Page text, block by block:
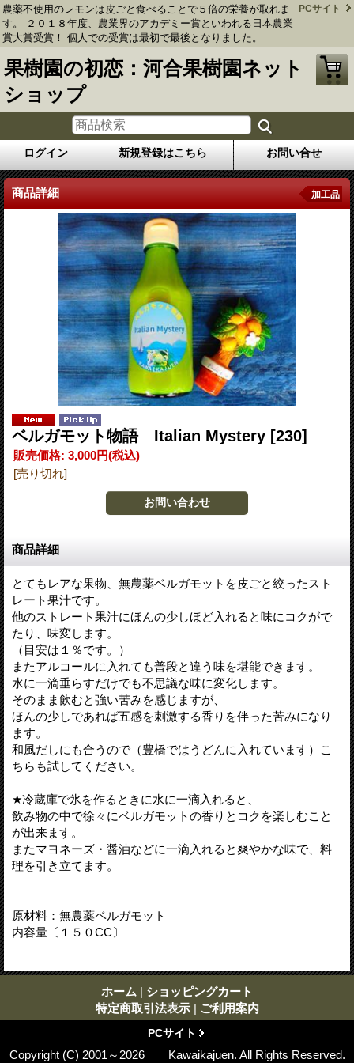
農薬不使用のレモンは皮ごと食べることで５倍の栄養が取れま
す。 ２０１８年度、農業界のアカデミー賞といわれる日本農業
賞大賞受賞！ 個人での受賞は最初で最後となりました。
PCサイト
果樹園の初恋：河合果樹園ネット
ショップ
ログイン 新規登録はこちら お問い合せ
商品詳細 加工品
ベルガモット物語 Italian Mystery [230]
販売価格: 3,000円(税込)
[売り切れ]
商品詳細
とてもレアな果物、無農薬ベルガモットを皮ごと絞ったスト
レート果汁です。
他のストレート果汁にほんの少しほど入れると味にコクがで
たり、味変します。
（目安は１％です。）
またアルコールに入れても普段と違う味を堪能できます。
水に一滴垂らすだけでも不思議な味に変化します。
そのまま飲むと強い苦みを感じますが、
ほんの少しであれば五感を刺激する香りを伴った苦みになり
ます。
和風だしにも合うので（豊橋ではうどんに入れています）こ
ちらも試してください。
★冷蔵庫で氷を作るときに水に一滴入れると、
飲み物の中で徐々にベルガモットの香りとコクを楽しむこと
が出来ます。
またマヨネーズ・醤油などに一滴入れると爽やかな味で、料
理を引き立てます。
原材料：無農薬ベルガモット
内容量〔１５０CC〕
ホーム | ショッピングカート
特定商取引法表示 | ご利用案内
PCサイト
Copyright (C) 2001～2026 Kawaikajuen. All Rights Reserved.